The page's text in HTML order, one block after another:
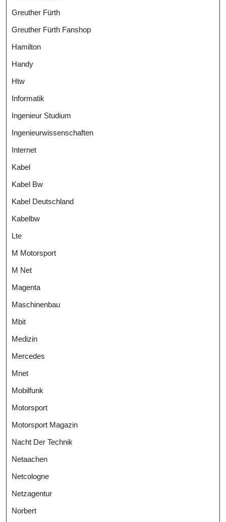
Greuther Fürth
Greuther Fürth Fanshop
Hamilton
Handy
Htw
Informatik
Ingenieur Studium
Ingenieurwissenschaften
Internet
Kabel
Kabel Bw
Kabel Deutschland
Kabelbw
Lte
M Motorsport
M Net
Magenta
Maschinenbau
Mbit
Medizin
Mercedes
Mnet
Mobilfunk
Motorsport
Motorsport Magazin
Nacht Der Technik
Netaachen
Netcologne
Netzagentur
Norbert